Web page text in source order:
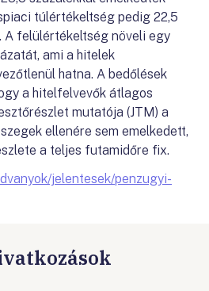
túlértékeltség pedig 22,5
A felülértékeltség növeli egy
ami a hitelek
hatna. A bedőlések
a hitelfelvevők átlagos
mutatója (JTM) a
ellenére sem emelkedett,
a teljes futamidőre fix.
jelentesek/penzugyi-